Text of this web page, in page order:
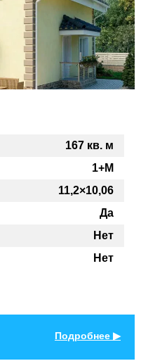
167 кв. м
1+M
11,2×10,06
Да
Нет
Нет
Подробнее ▶